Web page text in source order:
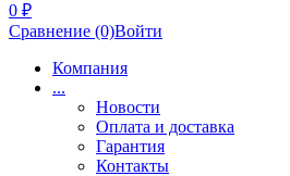
0 ₽
Сравнение (0)Войти
Компания
...
Новости
Оплата и доставка
Гарантия
Контакты